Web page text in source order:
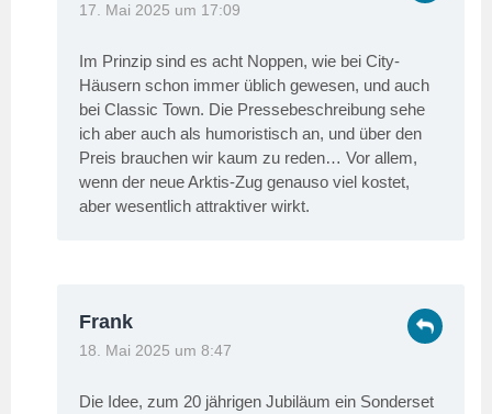
17. Mai 2025 um 17:09
Im Prinzip sind es acht Noppen, wie bei City-
Häusern schon immer üblich gewesen, und auch
bei Classic Town. Die Pressebeschreibung sehe
ich aber auch als humoristisch an, und über den
Preis brauchen wir kaum zu reden… Vor allem,
wenn der neue Arktis-Zug genauso viel kostet,
aber wesentlich attraktiver wirkt.
Frank
18. Mai 2025 um 8:47
Die Idee, zum 20 jährigen Jubiläum ein Sonderset